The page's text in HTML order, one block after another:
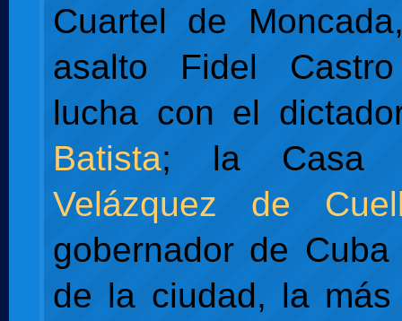
Cuartel de
asalto Fidel
lucha con el
Batista; la
Velázquez de
gobernador de
de la ciudad, la